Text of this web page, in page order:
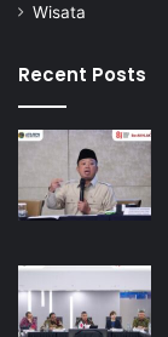
Wisata
Recent Posts